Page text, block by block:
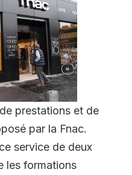
prestations et de
par la Fnac.
service de deux
les formations